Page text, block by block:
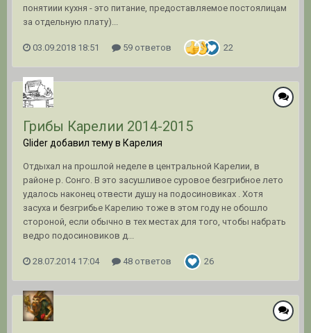
понятиии кухня - это питание, предоставляемое постоялицам
за отдельную плату)...
03.09.2018 18:51 59 ответов 22
Грибы Карелии 2014-2015
Glider добавил тему в Карелия
Отдыхал на прошлой неделе в центральной Карелии, в
районе р. Сонго. В это засушливое суровое безгрибное лето
удалось наконец отвести душу на подосиновиках . Хотя
засуха и безгрибье Карелию тоже в этом году не обошло
стороной, если обычно в тех местах для того, чтобы набрать
ведро подосиновиков д...
28.07.2014 17:04 48 ответов 26